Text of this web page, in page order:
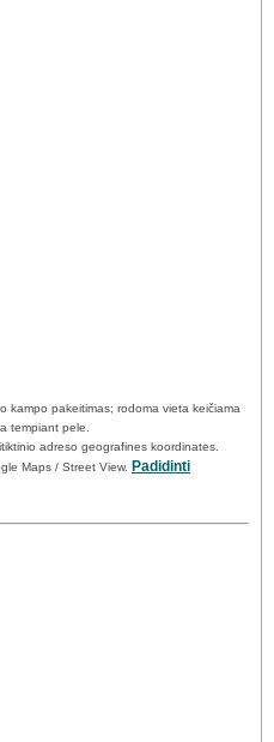
kampo pakeitimas; rodoma vieta keičiama
tempiant pele.
adreso geografines koordinates.
Maps / Street View. Padidinti